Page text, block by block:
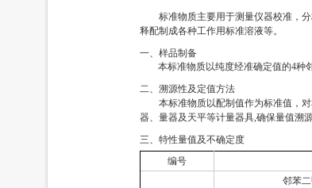
标准物质主要用于测量仪器校准，
释配制成各种工作用标准溶液等。
一、样品制备
本标准物质以纯度经准确定值的4种
二、溯源性及定值方法
本标准物质以配制值作为标准值，
器、量器及天平等计量器具,确保量值溯
三、特性量值及不确定度
编号
邻苯